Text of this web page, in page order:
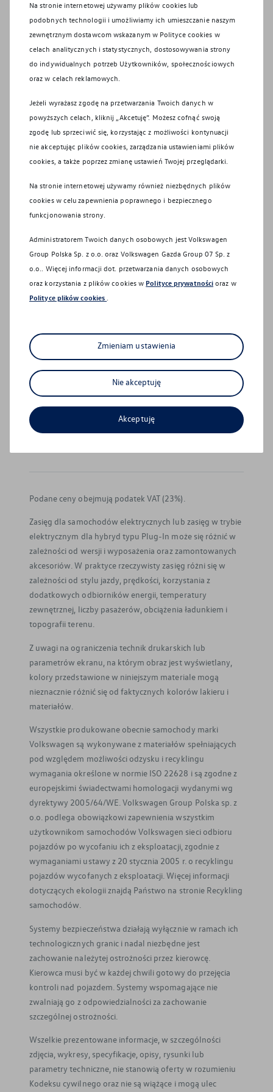
Sprawdź aktualne promocje
serwisowe
Zyskaj jeszcze więcej
Wyjątkowa oferta dla Twojego
samochodu
Poznaj naszą ofertę
Wyślij
Regulamin serwisu
WLTP – zużycie paliwa i emisja CO₂
Polityka prywatności
Jak nas znaleźć?
© Volkswagen2026
Podane ceny obejmują podatek VAT (23%).
Zasięg dla samochodów elektrycznych lub zasięg w trybie
elektrycznym dla hybryd typu Plug-In może się różnić w
zależności od wersji i wyposażenia oraz zamontowanych
akcesoriów. W praktyce rzeczywisty zasięg różni się w
zależności od stylu jazdy, prędkości, korzystania z
dodatkowych odbiorników energii, temperatury
zewnętrznej, liczby pasażerów, obciążenia ładunkiem i
topografii terenu.
Z uwagi na ograniczenia technik drukarskich lub
parametrów ekranu, na którym obraz jest wyświetlany,
kolory przedstawione w niniejszym materiale mogą
nieznacznie różnić się od faktycznych kolorów lakieru i
materiałów.
Wszystkie produkowane obecnie samochody marki
Volkswagen są wykonywane z materiałów spełniających
pod względem możliwości odzysku i recyklingu
wymagania określone w normie ISO 22628 i są zgodne z
europejskimi świadectwami homologacji wydanymi wg
dyrektywy 2005/64/WE. Volkswagen Group Polska sp. z
o.o. podlega obowiązkowi zapewnienia wszystkim
użytkownikom samochodów Volkswagen sieci odbioru
pojazdów po wycofaniu ich z eksploatacji, zgodnie z
wymaganiami ustawy z 20 stycznia 2005 r. o recyklingu
pojazdów wycofanych z eksploatacji. Więcej informacji
dotyczących ekologii znajdą Państwo na stronie Recykling
samochodów.
Systemy bezpieczeństwa działają wyłącznie w ramach ich
technologicznych granic i nadal niezbędne jest
zachowanie należytej ostrożności przez kierowcę.
Kierowca musi być w każdej chwili gotowy do przejęcia
kontroli nad pojazdem. Systemy wspomagające nie
zwalniają go z odpowiedzialności za zachowanie
szczególnej ostrożności.
Wszelkie prezentowane informacje, w szczególności
zdjęcia, wykresy, specyfikacje, opisy, rysunki lub
parametry techniczne, nie stanowią oferty w rozumieniu
Kodeksu cywilnego oraz nie są wiążące i mogą ulec
Na stronie internetowej używamy plików cookies lub
podobnych technologii i umożliwiamy ich umieszczanie naszym
zewnętrznym dostawcom wskazanym w Polityce cookies w
celach analitycznych i statystycznych, dostosowywania strony
do indywidualnych potrzeb Użytkowników, społecznościowych
oraz w celach reklamowych.
Jeżeli wyrażasz zgodę na przetwarzania Twoich danych w
powyższych celach, kliknij „Akcetuję”. Możesz cofnąć swoją
zgodę lub sprzeciwić się, korzystając z możliwości kontynuacji
nie akceptując plików cookies, zarządzania ustawieniami plików
cookies, a także poprzez zmianę ustawień Twojej przeglądarki.
Na stronie internetowej używamy również niezbędnych plików
cookies w celu zapewnienia poprawnego i bezpiecznego
funkcjonowania strony.
Administratorem Twoich danych osobowych jest Volkswagen
Group Polska Sp. z o.o. oraz Volkswagen Gazda Group 07 Sp. z
o.o.. Więcej informacji dot. przetwarzania danych osobowych
oraz korzystania z plików cookies w Polityce prywatności oraz w
Polityce plików cookies .
Zmieniam ustawienia
Nie akceptuję
Akceptuję